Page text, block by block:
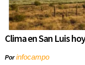
Clima en San Luis
Porinfocampo